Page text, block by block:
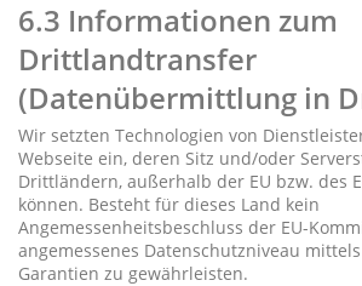
6.3 Informationen zum
Drittlandtransfer
(Datenübermittlung in
Wir setzten Technologien von
Webseite ein, deren Sitz und/oder
Drittländern, außerhalb der EU bzw. des
können. Besteht für dieses Land kein
Angemessenheitsbeschluss der EU-
angemessenes Datenschutzniveau
Garantien zu gewährleisten.